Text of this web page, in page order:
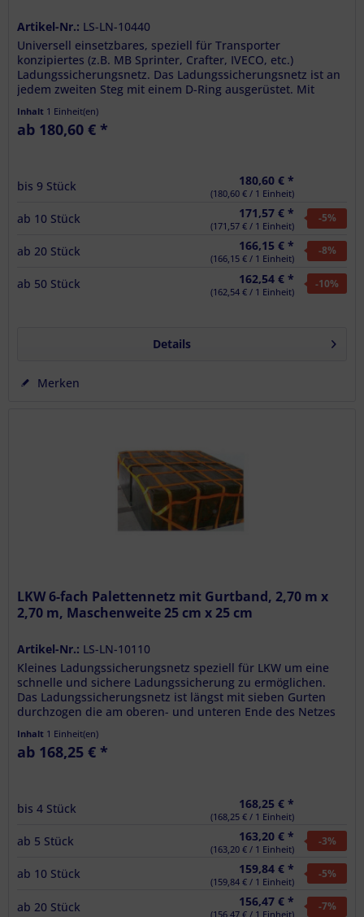
Artikel-Nr.: LS-LN-10440
Universell einsetzbares, speziell für Transporter
konzipiertes (z.B. MB Sprinter, Crafter, IVECO, etc.)
Ladungssicherungsnetz. Das Ladungssicherungsnetz ist an
jedem zweiten Steg mit einem D-Ring ausgerüstet. Mit
Inhalt 1 Einheit(en)
ab 180,60 € *
bis 9 Stück 180,60 € *
(180,60 € / 1 Einheit)
ab 10 Stück 171,57 € *
(171,57 € / 1 Einheit)
-5%
ab 20 Stück 166,15 € *
(166,15 € / 1 Einheit)
-8%
ab 50 Stück 162,54 € *
(162,54 € / 1 Einheit)
-10%
Details
Merken
LKW 6-fach Palettennetz mit Gurtband, 2,70 m x
2,70 m, Maschenweite 25 cm x 25 cm
Artikel-Nr.: LS-LN-10110
Kleines Ladungssicherungsnetz speziell für LKW um eine
schnelle und sichere Ladungssicherung zu ermöglichen.
Das Ladungssicherungsnetz ist längst mit sieben Gurten
durchzogen die am oberen- und unteren Ende des Netzes
Inhalt 1 Einheit(en)
ab 168,25 € *
bis 4 Stück 168,25 € *
(168,25 € / 1 Einheit)
ab 5 Stück 163,20 € *
(163,20 € / 1 Einheit)
-3%
ab 10 Stück 159,84 € *
(159,84 € / 1 Einheit)
-5%
ab 20 Stück 156,47 € *
(156,47 € / 1 Einheit)
-7%